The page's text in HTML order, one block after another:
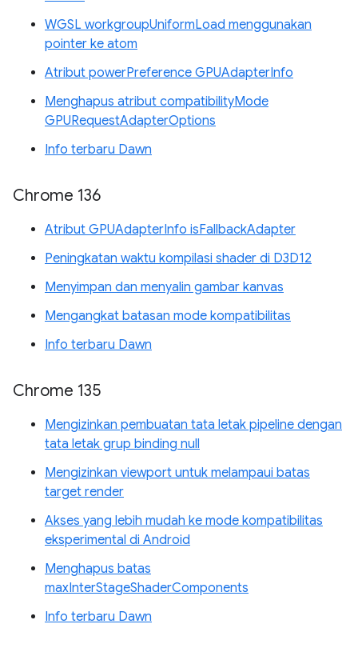
WGSL workgroupUniformLoad menggunakan
pointer ke atom
Atribut powerPreference GPUAdapterInfo
Menghapus atribut compatibilityMode
GPURequestAdapterOptions
Info terbaru Dawn
Chrome 136
Atribut GPUAdapterInfo isFallbackAdapter
Peningkatan waktu kompilasi shader di D3D12
Menyimpan dan menyalin gambar kanvas
Mengangkat batasan mode kompatibilitas
Info terbaru Dawn
Chrome 135
Mengizinkan pembuatan tata letak pipeline dengan
tata letak grup binding null
Mengizinkan viewport untuk melampaui batas
target render
Akses yang lebih mudah ke mode kompatibilitas
eksperimental di Android
Menghapus batas
maxInterStageShaderComponents
Info terbaru Dawn